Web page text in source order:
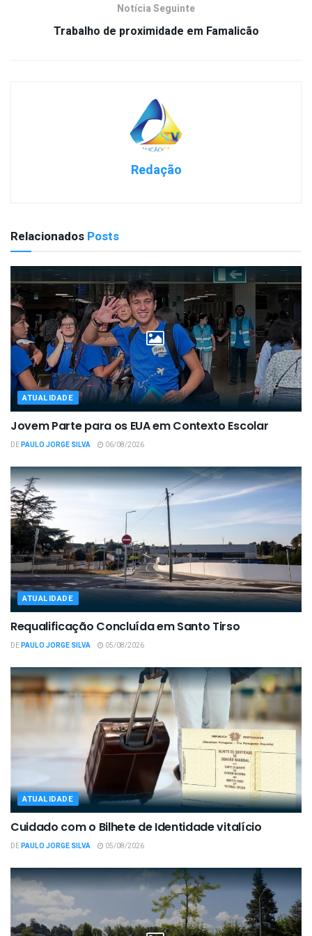
Notícia Seguinte
Trabalho de proximidade em Famalicão
Redação
Relacionados Posts
ATUALIDADE
Jovem Parte para os EUA em Contexto Escolar
DEPAULO JORGE SILVA 06/08/2026
ATUALIDADE
Requalificação Concluída em Santo Tirso
DEPAULO JORGE SILVA 05/08/2026
ATUALIDADE
Cuidado com o Bilhete de Identidade vitalício
DEPAULO JORGE SILVA 05/08/2026